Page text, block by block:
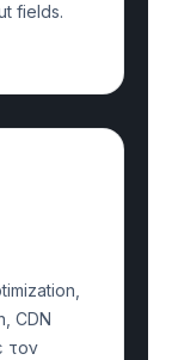
fields.
CDN
τον